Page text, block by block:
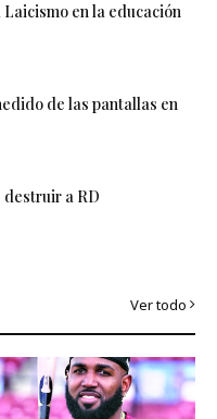
en la educación
de las pantallas en
destruir a RD
Ver todo